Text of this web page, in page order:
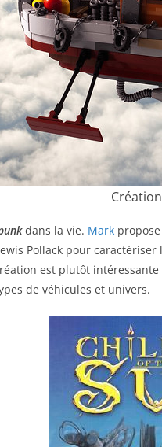
dans la vie. Mark
Pollack pour
est plutôt
de véhicules et univers.